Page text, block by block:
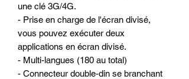
une clé 3G/4G.
- Prise en charge de l'écran divisé,
vous pouvez exécuter deux
applications en écran divisé.
- Multi-langues (180 au total)
- Connecteur double-din se branchant